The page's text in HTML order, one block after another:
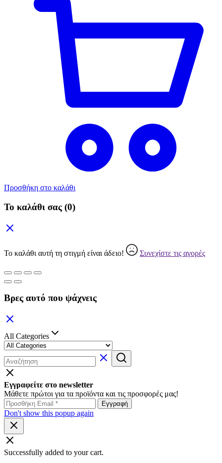
Προσθήκη στο καλάθι
Το καλάθι σας (0)
Το καλάθι αυτή τη στιγμή είναι άδειο! Συνεχίστε τις αγορές
Βρες αυτό που ψάχνεις
All Categories
Εγγραφείτε στο newsletter
Μάθετε πρώτοι για τα προϊόντα και τις προσφορές μας!
Don't show this popup again
Successfully added to your cart.